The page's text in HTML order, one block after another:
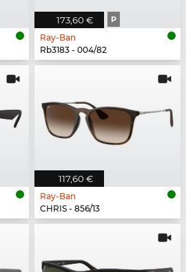
173,60 € P
Ray-Ban
Rb3183 - 004/82
117,60 €
Ray-Ban
CHRIS - 856/13